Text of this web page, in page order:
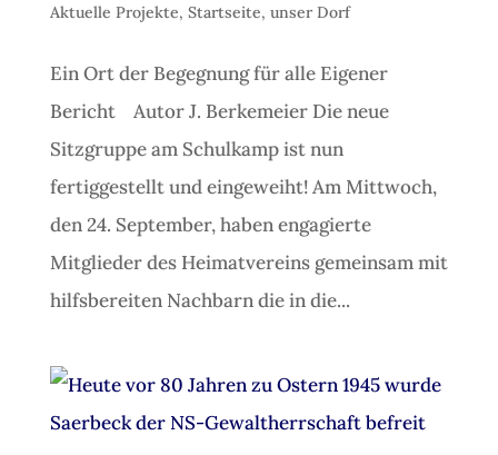
Aktuelle Projekte, Startseite, unser Dorf
Ein Ort der Begegnung für alle Eigener
Bericht Autor J. Berkemeier Die neue
Sitzgruppe am Schulkamp ist nun
fertiggestellt und eingeweiht! Am Mittwoch,
den 24. September, haben engagierte
Mitglieder des Heimatvereins gemeinsam mit
hilfsbereiten Nachbarn die in die...